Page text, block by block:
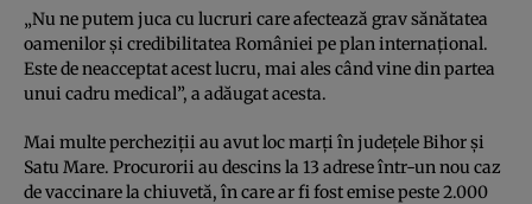
„Nu ne putem juca cu lucruri care afectează grav sănătatea
oamenilor și credibilitatea României pe plan internațional.
Este de neacceptat acest lucru, mai ales când vine din partea
unui cadru medical”, a adăugat acesta.
Mai multe percheziţii au avut loc marți în județele Bihor și
Satu Mare. Procurorii au descins la 13 adrese într-un nou caz
de vaccinare la chiuvetă, în care ar fi fost emise peste 2.000